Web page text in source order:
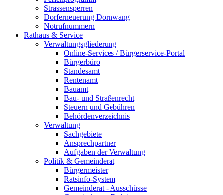
Strassensperren
Dorferneuerung Dornwang
Notrufnummern
Rathaus & Service
Verwaltungsgliederung
Online-Services / Bürgerservice-Portal
Bürgerbüro
Standesamt
Rentenamt
Bauamt
Bau- und Straßenrecht
Steuern und Gebühren
Behördenverzeichnis
Verwaltung
Sachgebiete
Ansprechpartner
Aufgaben der Verwaltung
Politik & Gemeinderat
Bürgermeister
Ratsinfo-System
Gemeinderat - Ausschüsse